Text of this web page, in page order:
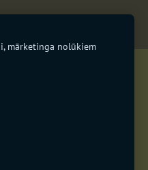
žurnāls.
mārketinga nolūkiem